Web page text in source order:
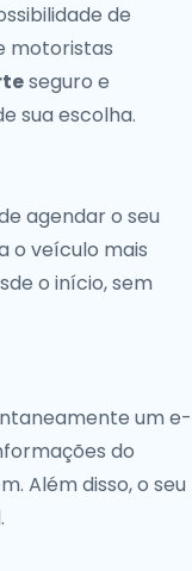
de
motoristas
seguro e
sua escolha.
agendar o seu
o veículo mais
o início, sem
um e-
do
Além disso, o seu